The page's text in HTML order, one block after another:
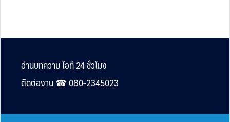
Footer
อ่านบทความ ไอที 24 ชั่วโมง
ติดต่องาน ☎︎ 080-2345023